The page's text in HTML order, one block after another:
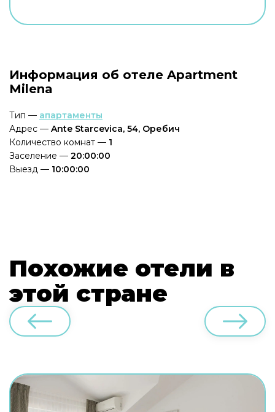
Информация об отеле Apartment
Milena
Тип — апартаменты
Адрес — Ante Starcevica, 54, Оребич
Количество комнат — 1
Заселение — 20:00:00
Выезд — 10:00:00
Похожие отели в
этой стране